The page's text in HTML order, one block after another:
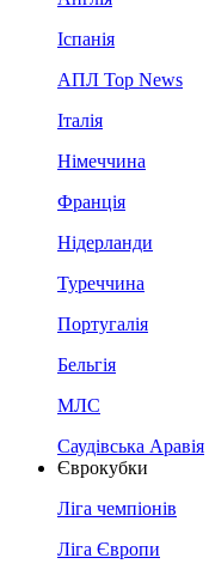
Іспанія
АПЛ Top News
Італія
Німеччина
Франція
Нідерланди
Туреччина
Португалія
Бельгія
МЛС
Саудівська Аравія
Єврокубки
Ліга чемпіонів
Ліга Європи